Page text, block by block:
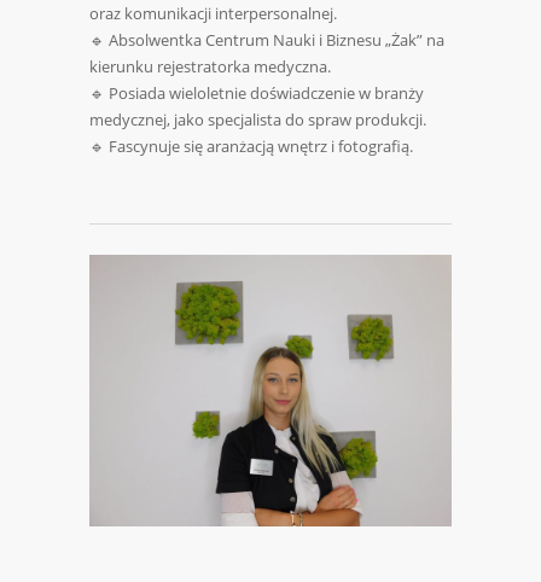
oraz komunikacji interpersonalnej.
🔹 Absolwentka Centrum Nauki i Biznesu „Żak” na
kierunku rejestratorka medyczna.
🔹 Posiada wieloletnie doświadczenie w branży
medycznej, jako specjalista do spraw produkcji.
🔹 Fascynuje się aranżacją wnętrz i fotografią.